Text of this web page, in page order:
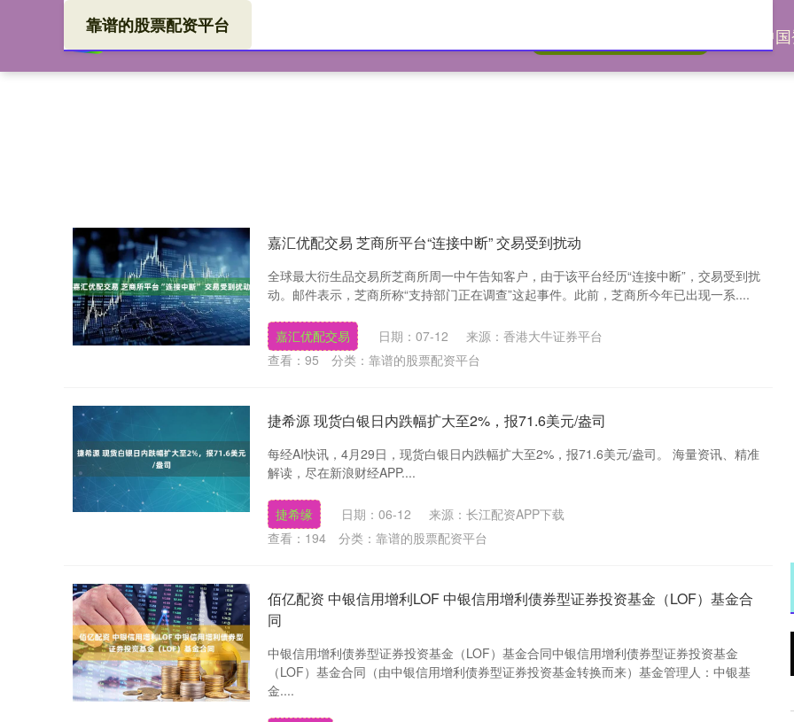
配资中
靠谱的股票配资平台
嘉汇优配交易 芝商所平台“连接中断” 交易受到扰动
全球最大衍生品交易所芝商所周一中午告知客户，由于该平台经历“连接中断”，交易受到扰
动。邮件表示，芝商所称“支持部门正在调查”这起事件。此前，芝商所今年已出现一系....
嘉汇优配交易 日期：07-12
来源：香港大牛证券平台
查看： 95 分类： 靠谱的股票配资平台
捷希源 现货白银日内跌幅扩大至2%，报71.6美元/盎司
每经AI快讯，4月29日，现货白银日内跌幅扩大至2%，报71.6美元/盎司。 海量资讯、精准
解读，尽在新浪财经APP....
捷希缘 日期：06-12
来源：长江配资APP下载
查看： 194 分类： 靠谱的股票配资平台
佰亿配资 中银信用增利LOF 中银信用增利债券型证券投资基金（LOF）基金合
同
中银信用增利债券型证券投资基金（LOF）基金合同中银信用增利债券型证券投资基金
（LOF）基金合同（由中银信用增利债券型证券投资基金转换而来）基金管理人：中银基
金....
0.57% 深证成指 14110.12 -34.08 -0.24% 沪深300 4651.31 -6.85 -0.15%